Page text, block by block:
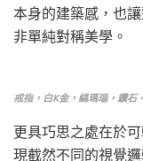
本身的建築感，也
非單純對稱美學。
戒指，白K金，縞瑪瑙，鑽石
更具巧思之處在於
現截然不同的視覺